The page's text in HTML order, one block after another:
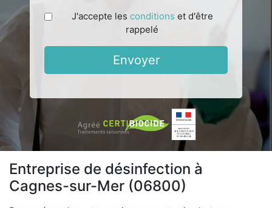
J'accepte les conditions et d'être
rappelé
Envoyer
Entreprise de désinfection à
Cagnes-sur-Mer (06800)